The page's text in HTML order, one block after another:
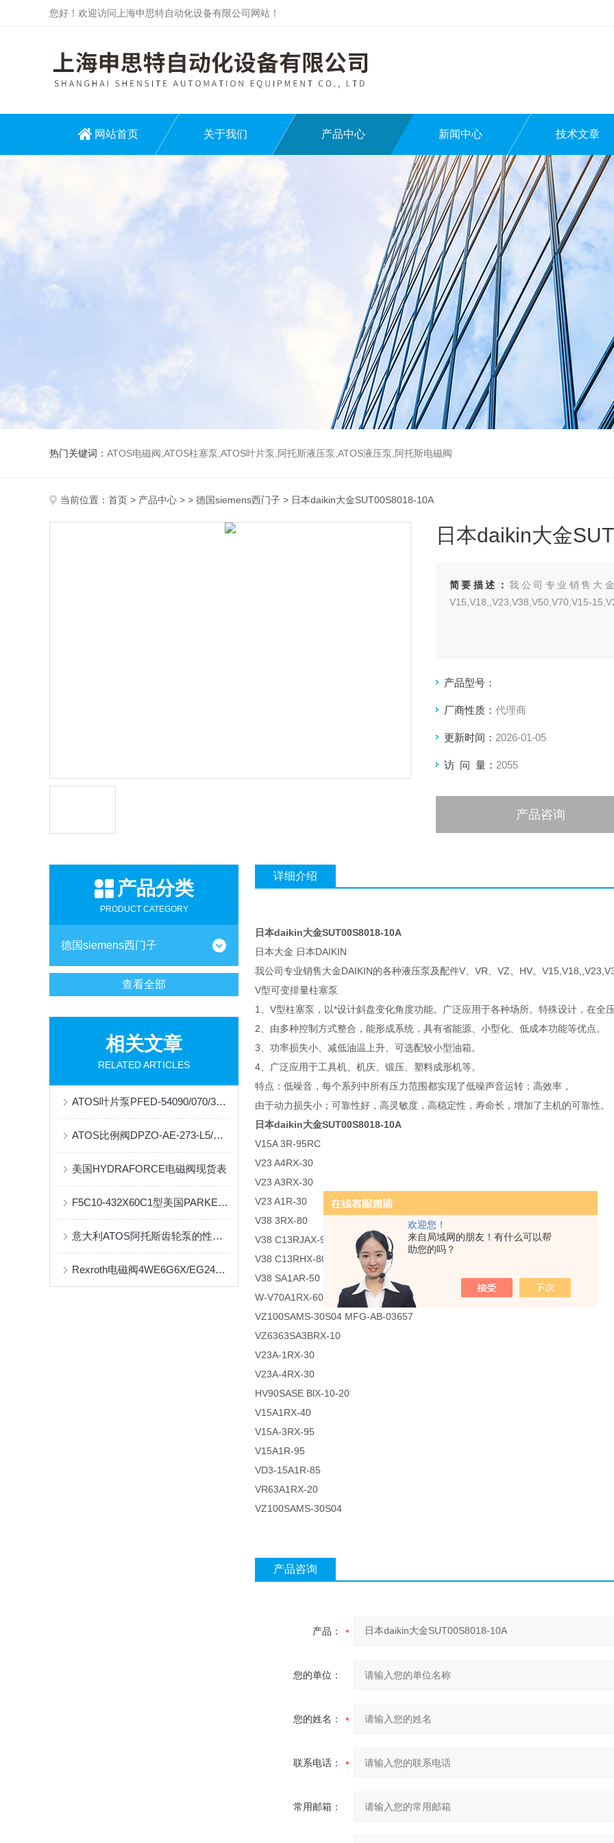
欢迎您！
来自局域网的朋友！有什么可以帮
助您的吗？
您好！欢迎访问上海申思特自动化设备有限公司网站！
网站首页 关于我们 产品中心 新闻中心 技术文章
热门关键词： ATOS电磁阀,ATOS柱塞泵,ATOS叶片泵,阿托斯液压泵,ATOS液压泵,阿托斯电磁阀
当前位置： 首页 > 产品中心 > > 德国siemens西门子 > 日本daikin大金SUT00S8018-10A
日本daikin大金
简要描述：我公司专业销售大
V15,V18,,V23,V38,V50,V70,V15-
产品型号：
厂商性质： 代理商
更新时间： 2026-01-05
访 问 量： 2055
产品咨询
产品分类
PRODUCT CATEGORY
德国siemens西门子
查看全部
相关文章
RELATED ARTICLES
ATOS叶片泵PFED-54090/070/3DUF21*现货
ATOS比例阀DPZO-AE-273-L5/DG53*
美国HYDRAFORCE电磁阀现货表
F5C10-432X60C1型美国PARKER电液比例节流阀技术原理
意大利ATOS阿托斯齿轮泵的性能调节
Rexroth电磁阀4WE6G6X/EG24NZ5L*
详细介绍
日本daikin大金SUT00S8018-10A
日本大金 日本DAIKIN
我公司专业销售大金DAIKIN的各种液压泵及配件V、VR、VZ、HV。
V型可变排量柱塞泵
1、V型柱塞泵，以*设计斜盘变化角度功能。广泛应用于各种场所。特殊设计，在全
2、由多种控制方式整合，能形成系统，具有省能源、小型化、低成本功能等优点。
3、功率损失小、减低油温上升、可选配较小型油箱。
4、广泛应用于工具机、机庆、锻压、塑料成形机等。
特点：低噪音，每个系列中所有压力范围都实现了低噪声音运转；高效率，
由于动力损失小；可靠性好，高灵敏度，高稳定性，寿命长，增加了主机的可靠性。
日本daikin大金SUT00S8018-10A
V15A 3R-95RC
V23 A4RX-30
V23 A3RX-30
V23 A1R-30
V38 3RX-80
V38 C13RJAX-95
V38 C13RHX-80
V38 SA1AR-50
W-V70A1RX-60
VZ100SAMS-30S04 MFG-AB-03657
VZ6363SA3BRX-10
V23A-1RX-30
V23A-4RX-30
HV90SASE BlX-10-20
V15A1RX-40
V15A-3RX-95
V15A1R-95
VD3-15A1R-85
VR63A1RX-20
VZ100SAMS-30S04
产品咨询
产品：
您的单位：
您的姓名：
联系电话：
常用邮箱：